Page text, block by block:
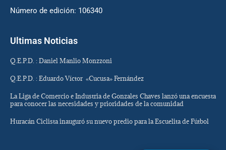
Número de edición: 106340
Ultimas Noticias
Q.E.P.D. : Daniel Manlio Monzzoni
Q.E.P.D. : Eduardo Víctor «Cucusa» Fernández
La Liga de Comercio e Industria de Gonzales Chaves lanzó una encuesta
para conocer las necesidades y prioridades de la comunidad
Huracán Ciclista inauguró su nuevo predio para la Escuelita de Fútbol